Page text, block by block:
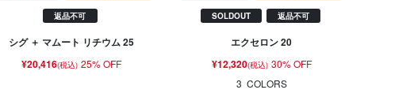
返品不可
シグ ＋ マムート リチウム 25
¥20,416(税込) 25% OFF
SOLDOUT 返品不可
エクセロン 20
¥12,320(税込) 30% OFF
3 COLORS